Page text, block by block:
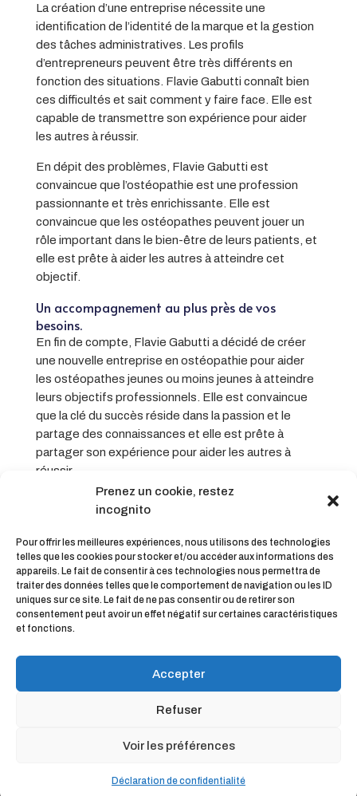
Prenez un cookie, restez
incognito
Pour offrir les meilleures expériences, nous utilisons des technologies
telles que les cookies pour stocker et/ou accéder aux informations des
appareils. Le fait de consentir à ces technologies nous permettra de
traiter des données telles que le comportement de navigation ou les ID
uniques sur ce site. Le fait de ne pas consentir ou de retirer son
consentement peut avoir un effet négatif sur certaines caractéristiques
et fonctions.
Accepter
Refuser
Voir les préférences
Déclaration de confidentialité
La création d’une entreprise nécessite une
identification de l’identité de la marque et la gestion
des tâches administratives. Les profils
d’entrepreneurs peuvent être très différents en
fonction des situations. Flavie Gabutti connaît bien
ces difficultés et sait comment y faire face. Elle est
capable de transmettre son expérience pour aider
les autres à réussir.
En dépit des problèmes, Flavie Gabutti est
convaincue que l’ostéopathie est une profession
passionnante et très enrichissante. Elle est
convaincue que les ostéopathes peuvent jouer un
rôle important dans le bien-être de leurs patients, et
elle est prête à aider les autres à atteindre cet
objectif.
Un accompagnement au plus près de vos
besoins.
En fin de compte, Flavie Gabutti a décidé de créer
une nouvelle entreprise en ostéopathie pour aider
les ostéopathes jeunes ou moins jeunes à atteindre
leurs objectifs professionnels. Elle est convaincue
que la clé du succès réside dans la passion et le
partage des connaissances et elle est prête à
partager son expérience pour aider les autres à
réussir.
Partager
Ostéopathes connectés |
Mentions légales |CGV